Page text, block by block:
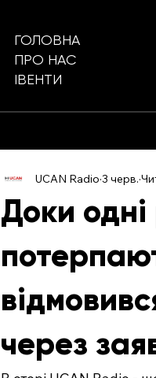
ГОЛОВНА
ПРО НАС
ІВЕНТИ
Доки одні
через
UCAN Radio 3 черв.